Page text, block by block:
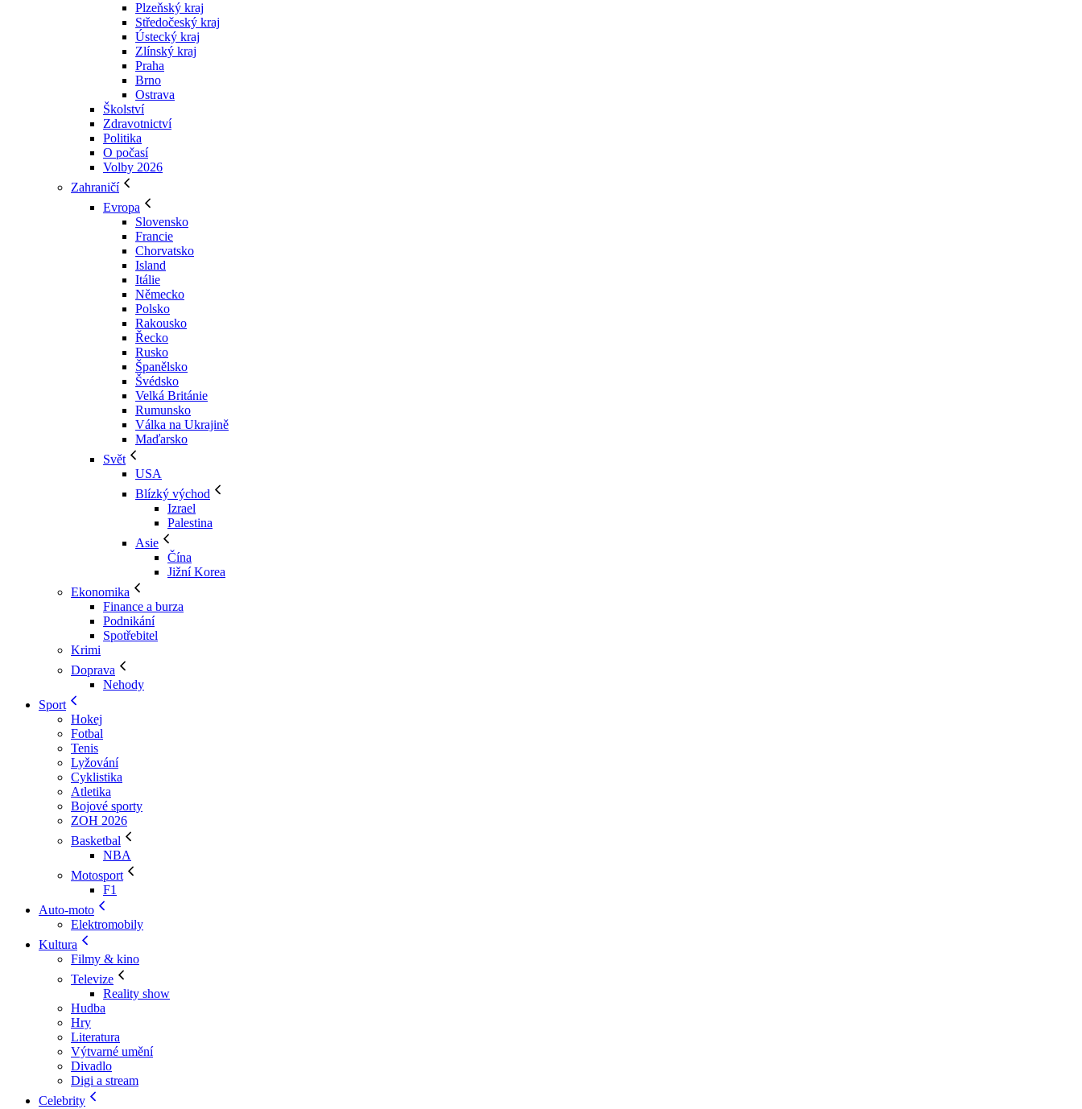
Plzeňský kraj
Středočeský kraj
Ústecký kraj
Zlínský kraj
Praha
Brno
Ostrava
Školství
Zdravotnictví
Politika
O počasí
Volby 2026
Zahraničí
Evropa
Slovensko
Francie
Chorvatsko
Island
Itálie
Německo
Polsko
Rakousko
Řecko
Rusko
Španělsko
Švédsko
Velká Británie
Rumunsko
Válka na Ukrajině
Maďarsko
Svět
USA
Blízký východ
Izrael
Palestina
Asie
Čína
Jižní Korea
Ekonomika
Finance a burza
Podnikání
Spotřebitel
Krimi
Doprava
Nehody
Sport
Hokej
Fotbal
Tenis
Lyžování
Cyklistika
Atletika
Bojové sporty
ZOH 2026
Basketbal
NBA
Motosport
F1
Auto-moto
Elektromobily
Kultura
Filmy & kino
Televize
Reality show
Hudba
Hry
Literatura
Výtvarné umění
Divadlo
Digi a stream
Celebrity